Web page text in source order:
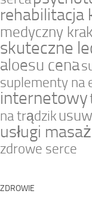
rehabilitacja
medyczny
skuteczne
aloesu cena
suplementy na
internetowy
na trądzik
usługi
zdrowe serce
ZDROWIE